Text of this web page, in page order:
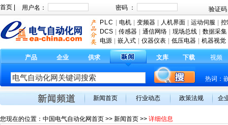
首页
PLC 电机 变频器 人机界面 运动伺服
DCS
传感器 通信网络 现场总线
数据采集
电源
嵌入式 仪器仪表 低压电器 机器视觉
产品 企业 供求 文库 下载 视频
热词：
新闻首页 行业动态 政策法规 企
您现在的位置： 中国电气自动化网首页 >> 新闻首页 >> 详细信息